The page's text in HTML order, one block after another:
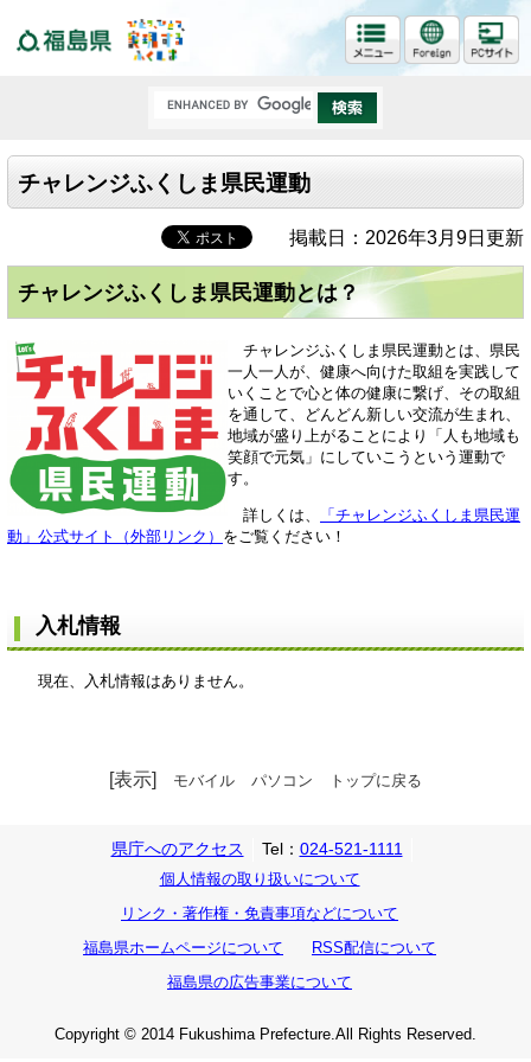
チャレンジふくしま県民運動
掲載日：2026年3月9日更新
チャレンジふくしま県民運動とは？
チャレンジふく しま県民運動とは、県民
一人一人が、健康へ向けた取組を実践して
いくことで心と体の健康に繋げ、その取組
を通して、どんどん新しい交流が生まれ、
地域が盛り上がることにより「人も地域も
笑顔で元気」にしていこうという運動で
す。
詳しくは、
「チャレンジふくしま県民運
動」公式サイト（外部リンク） をご覧ください！
入札情報
現在、入札情報はありません。
[表示] モバイル パソコン トップに戻る
県庁へのアクセス Tel： 024-521-1111
個人情報の取り扱いについて
リンク・著作権・免責事項などについて
福島県ホームページについて
RSS配信について
福島県の広告事業について
Copyright © 2014 Fukushima Prefecture.All Rights Reserved.